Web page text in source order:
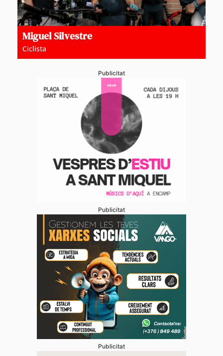
Miguel Silvestre
Ciclista
Publicitat
Publicitat
Publicitat